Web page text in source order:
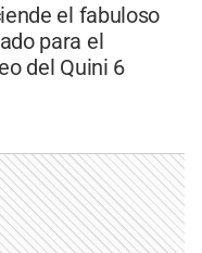
el fabuloso
para el
del Quini 6